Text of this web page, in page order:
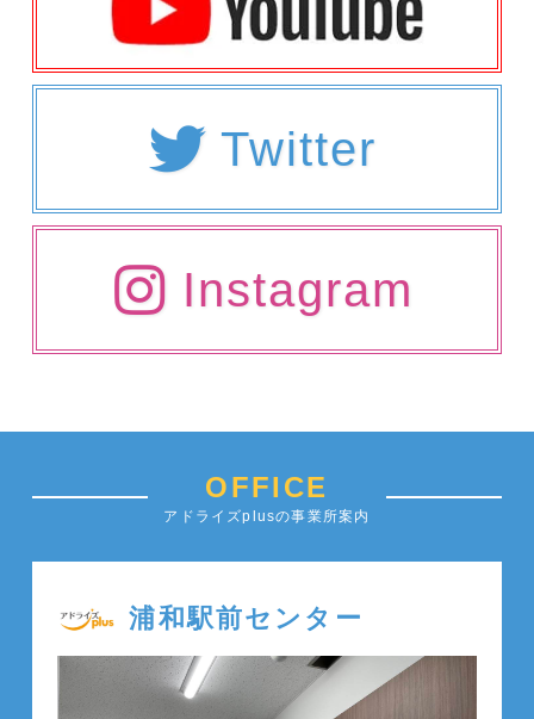
Twitter
Instagram
OFFICE
アドライズplusの事業所案内
浦和駅前センター